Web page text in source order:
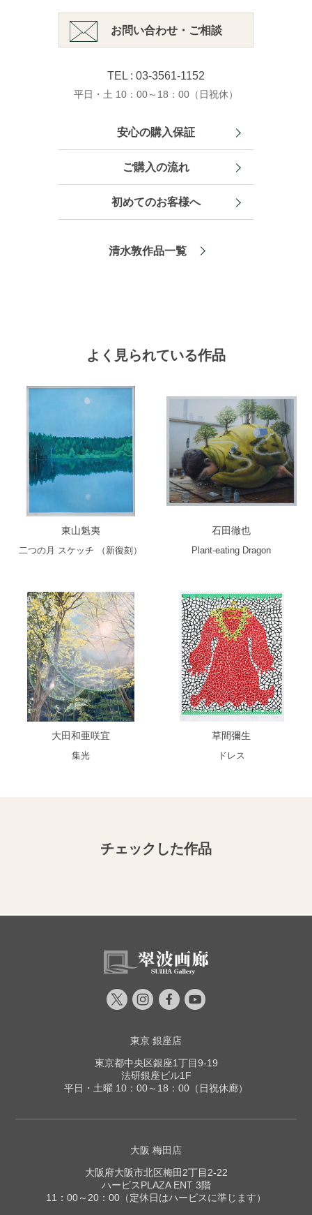
お問い合わせ・ご相談
TEL : 03-3561-1152
平日・土 10：00～18：00（日祝休）
安心の購入保証
ご購入の流れ
初めてのお客様へ
清水敦作品一覧
よく見られている作品
東山魁夷
二つの月 スケッチ （新復刻）
石田徹也
Plant-eating Dragon
大田和亜咲宜
集光
草間彌生
ドレス
チェックした作品
東京 銀座店
東京都中央区銀座1丁目9-19
法研銀座ビル1F
平日・土曜 10：00～18：00（日祝休廊）
大阪 梅田店
大阪府大阪市北区梅田2丁目2-22
ハービスPLAZA ENT 3階
11：00～20：00（定休日はハービスに準じます）